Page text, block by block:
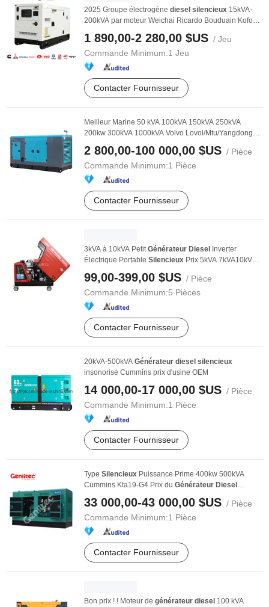
2025 Groupe électrogène diesel silencieux 15kVA-
200kVA par moteur Weichai Ricardo Bouduain Kofo
1 890,00-2 280,00 $US / Jeu
Commande Minimum:1 Jeu
Contacter Fournisseur
Meilleur Marine 50 kVA 100kVA 150kVA 250kVA
200kw 300kVA 1000kVA Volvo Lovol/Mtu/Yangdong
2 800,00-100 000,00 $US / Pièce
Commande Minimum:1 Pièce
Contacter Fournisseur
3kVA à 10kVA PetitGénérateur Diesel
Inverter
Électrique Portable Silencieux Prix 5kVA 7kVA10kVA
99,00-399,00 $US / Pièce
Commande Minimum:5 Pièces
Contacter Fournisseur
20kVA-500kVA Générateur diesel silencieux
insonorisé Cummins prix d'usine OEM
14 000,00-17 000,00 $US / Pièce
Commande Minimum:1 Pièce
Contacter Fournisseur
Type Silencieux Puissance Prime 400kw 500kVA
Cummins Kta19-G4 Prix du Générateur Diesel
33 000,00-43 000,00 $US / Pièce
Commande Minimum:1 Pièce
Contacter Fournisseur
Bon prix ! ! Moteur de générateur diesel 100 kVA